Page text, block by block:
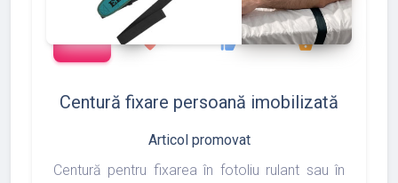
favorite thumb_up
175
shopping_basket
Centură fixare persoană imobilizată
Articol promovat
Centură pentru fixarea în fotoliu rulant sau în